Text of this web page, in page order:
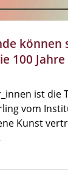
können
100
ist die
vom
Kunst